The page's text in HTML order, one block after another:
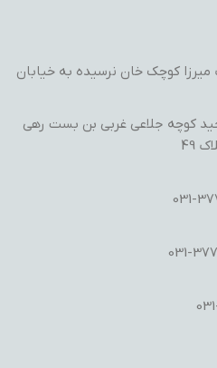
میرزا کوچک خان نرسیده به خیابان
کوچه جلاعی غربی بن بست رهی
49